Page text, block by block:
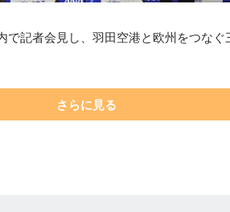
で記者会見し、羽田空港と欧州をつな
さらに見る